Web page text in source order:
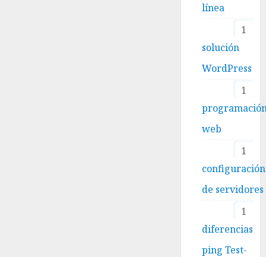
línea
1
solución
WordPress
1
web
1
configuración
de servidores
1
diferencias
ping Test-